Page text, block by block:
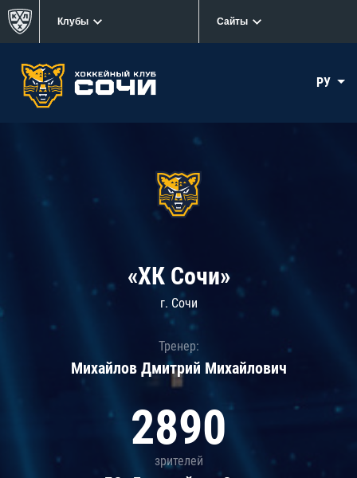
Клубы Сайты
РУ
«ХК Сочи»
г. Сочи
Тренер:
Михайлов Дмитрий Михайлович
2890
зрителей